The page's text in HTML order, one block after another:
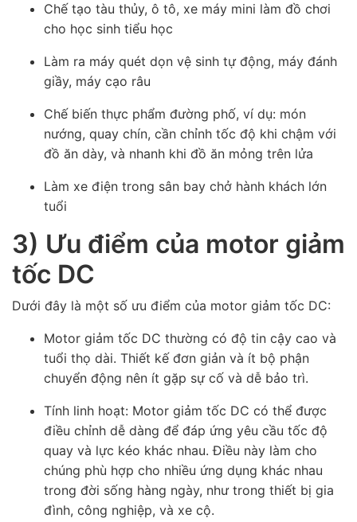
Chế tạo tàu thủy, ô tô, xe máy mini làm đồ chơi
cho học sinh tiểu học
Làm ra máy quét dọn vệ sinh tự động, máy đánh
giầy, máy cạo râu
Chế biến thực phẩm đường phố, ví dụ: món
nướng, quay chín, cần chỉnh tốc độ khi chậm với
đồ ăn dày, và nhanh khi đồ ăn mỏng trên lửa
Làm xe điện trong sân bay chở hành khách lớn
tuổi
3) Ưu điểm của motor giảm
tốc DC
Dưới đây là một số ưu điểm của motor giảm tốc DC:
Motor giảm tốc DC thường có độ tin cậy cao và
tuổi thọ dài. Thiết kế đơn giản và ít bộ phận
chuyển động nên ít gặp sự cố và dễ bảo trì.
Tính linh hoạt: Motor giảm tốc DC có thể được
điều chỉnh dễ dàng để đáp ứng yêu cầu tốc độ
quay và lực kéo khác nhau. Điều này làm cho
chúng phù hợp cho nhiều ứng dụng khác nhau
trong đời sống hàng ngày, như trong thiết bị gia
đình, công nghiệp, và xe cộ.